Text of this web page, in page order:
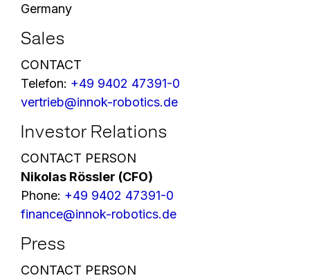
Germany
Sales
CONTACT
Telefon: +49 9402 47391-0
vertrieb@innok-robotics.de
Investor Relations
CONTACT PERSON
Nikolas Rössler (CFO)
Phone: +49 9402 47391-0
finance@innok-robotics.de
Press
CONTACT PERSON